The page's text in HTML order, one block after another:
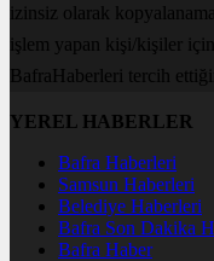
izinsiz olarak
işlem yapan kişi/kişiler
BafraHaberleri tercih
YEREL HABERLER
Bafra Haberleri
Samsun Haberleri
Belediye Haberleri
Bafra Son Dakika
Bafra Haber